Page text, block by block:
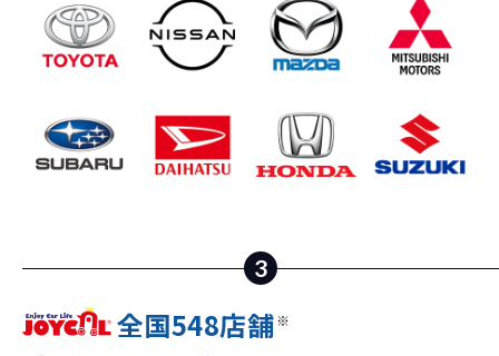
3
全国548店舗※